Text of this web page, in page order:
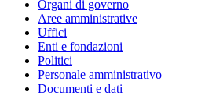
Organi di governo
Aree amministrative
Uffici
Enti e fondazioni
Politici
Personale amministrativo
Documenti e dati